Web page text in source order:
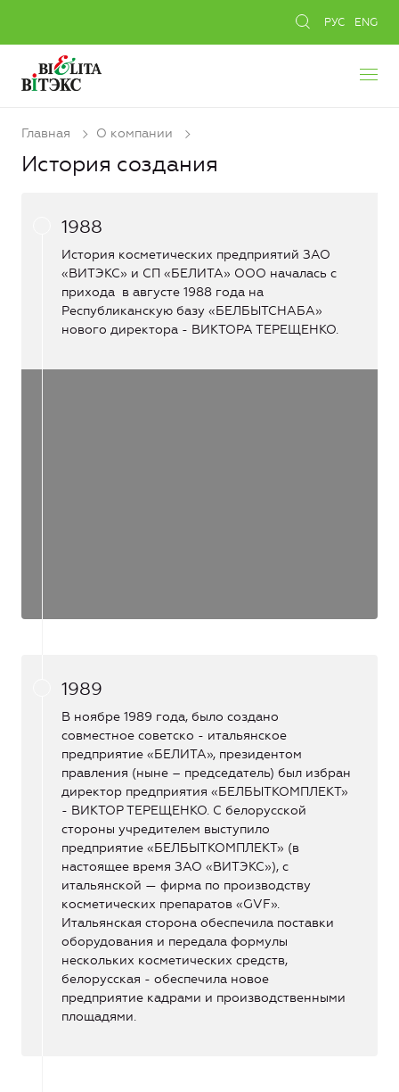
РУС ENG
Главная О компании
История создания
1988
История косметических предприятий ЗАО
«ВИТЭКС» и СП «БЕЛИТА» ООО началась с
прихода в августе 1988 года на
Республиканскую базу «БЕЛБЫТСНАБА»
нового директора - ВИКТОРА ТЕРЕЩЕНКО.
1989
В ноябре 1989 года, было создано
совместное советско - итальянское
предприятие «БЕЛИТА», президентом
правления (ныне – председатель) был избран
директор предприятия «БЕЛБЫТКОМПЛЕКТ»
- ВИКТОР ТЕРЕЩЕНКО. С белорусской
стороны учредителем выступило
предприятие «БЕЛБЫТКОМПЛЕКТ» (в
настоящее время ЗАО «ВИТЭКС»), с
итальянской — фирма по производству
косметических препаратов «GVF».
Итальянская сторона обеспечила поставки
оборудования и передала формулы
нескольких косметических средств,
белорусская - обеспечила новое
предприятие кадрами и производственными
площадями.